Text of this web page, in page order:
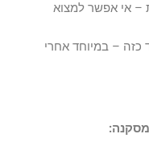
– אי אפשר למצוא
כזה – במיוחד אחרי